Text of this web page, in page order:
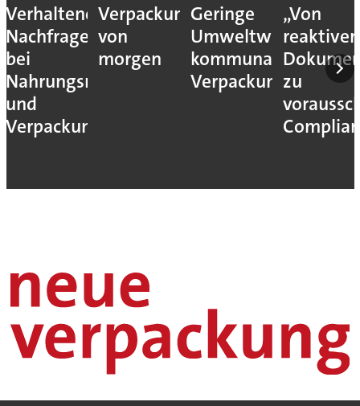
Verhaltene
Nachfrage
bei
Nahrungsmittel-
und
Verpackungsmaschinen
Verpackungslogistik
von
morgen
Geringe
Umweltwirkung
kommunaler
Verpackungssteuern
„Von
reaktiver
zu